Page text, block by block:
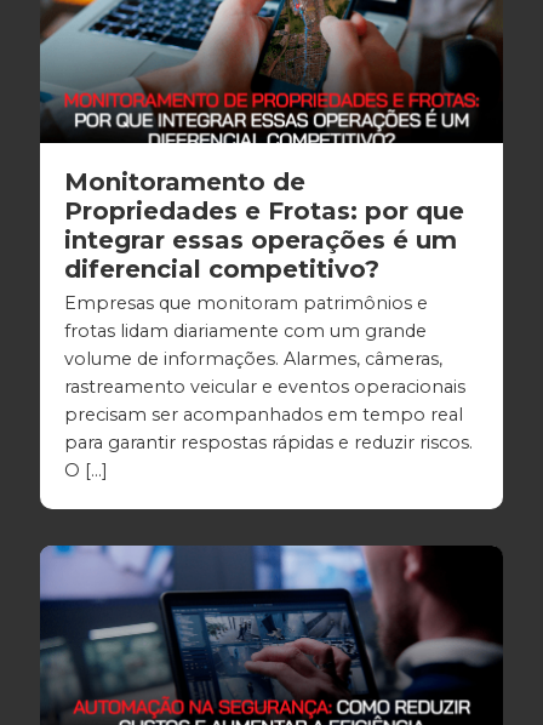
Monitoramento de
Propriedades e Frotas: por que
integrar essas operações é um
diferencial competitivo?
Empresas que monitoram patrimônios e
frotas lidam diariamente com um grande
volume de informações. Alarmes, câmeras,
rastreamento veicular e eventos operacionais
precisam ser acompanhados em tempo real
para garantir respostas rápidas e reduzir riscos.
O […]